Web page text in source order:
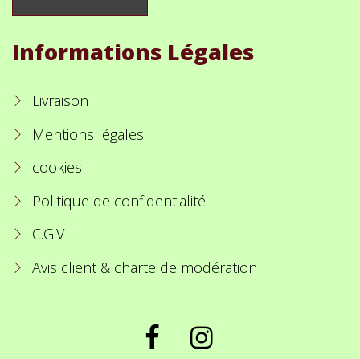
Informations Légales
Livraison
Mentions légales
cookies
Politique de confidentialité
C.G.V
Avis client & charte de modération